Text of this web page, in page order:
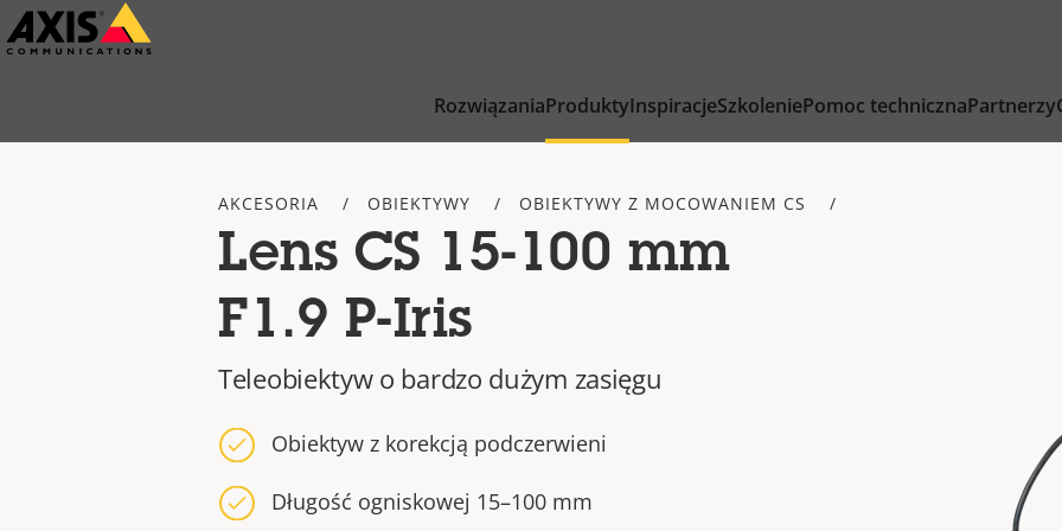
Przejdź
do
RozwiązaniaProduktyInspiracjeSzkoleniePomoc technicznaPartnerzy
AKCESORIA OBIEKTYWY OBIEKTYWY Z MOCOWANIEM CS
Lens CS 15-100 mm
F1.9 P-Iris
Teleobiektyw o bardzo dużym zasięgu
Obiektyw z korekcją podczerwieni
Długość ogniskowej 15–100 mm